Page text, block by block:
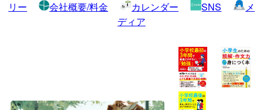
リー
会社概要/料金 カレンダー SNS
メ
ディア